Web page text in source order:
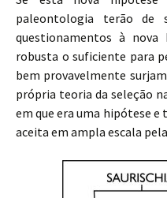
paleontologia terão de
questionamentos à
robusta o suficiente para
bem provavelmente
própria teoria da seleção
em que era uma hipótese
aceita em ampla escala